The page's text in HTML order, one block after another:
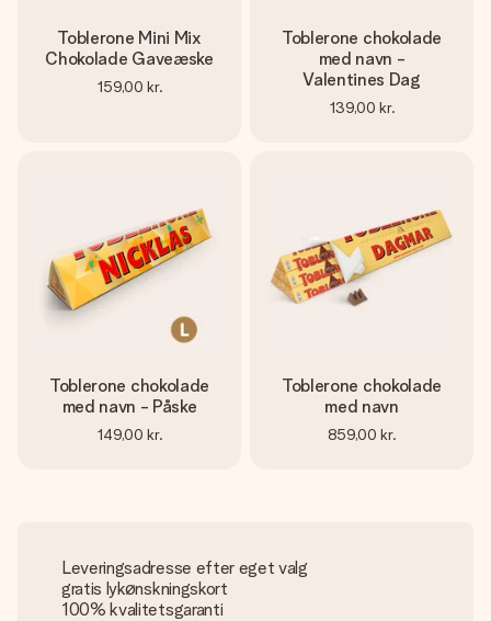
Toblerone Mini Mix
Chokolade Gaveæske
159,00 kr.
Toblerone chokolade
med navn -
Valentines Dag
139,00 kr.
Toblerone chokolade
med navn - Påske
149,00 kr.
Toblerone chokolade
med navn
859,00 kr.
Leveringsadresse efter eget valg
gratis lykønskningskort
100% kvalitetsgaranti